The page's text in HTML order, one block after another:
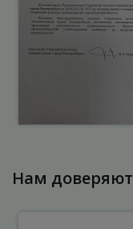
Нам доверяют